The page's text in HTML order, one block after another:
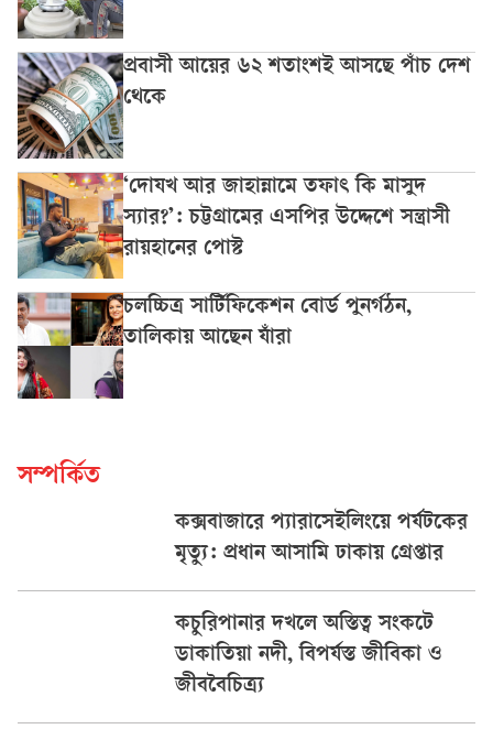
প্রবাসী আয়ের ৬২ শতাংশই আসছে পাঁচ দেশ
থেকে
‘দোযখ আর জাহান্নামে তফাৎ কি মাসুদ
স্যার?’: চট্টগ্রামের এসপির উদ্দেশে সন্ত্রাসী
রায়হানের পোস্ট
চলচ্চিত্র সার্টিফিকেশন বোর্ড পুনর্গঠন,
তালিকায় আছেন যাঁরা
সম্পর্কিত
কক্সবাজারে প্যারাসেইলিংয়ে পর্যটকের
মৃত্যু: প্রধান আসামি ঢাকায় গ্রেপ্তার
কচুরিপানার দখলে অস্তিত্ব সংকটে
ডাকাতিয়া নদী, বিপর্যস্ত জীবিকা ও
জীববৈচিত্র্য